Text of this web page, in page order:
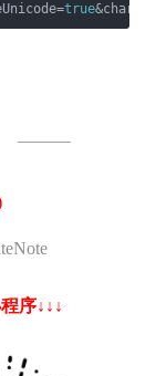
true
序↓↓↓